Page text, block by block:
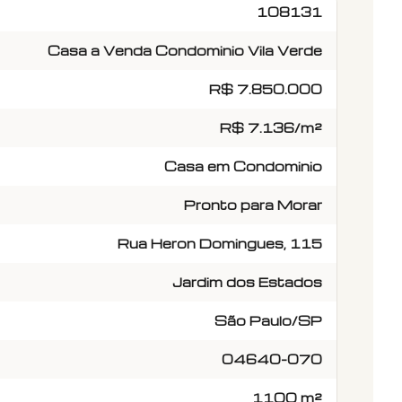
108131
Casa a Venda Condominio Vila Verde
R$ 7.850.000
R$ 7.136/m²
Casa em Condominio
Pronto para Morar
Rua Heron Domingues, 115
Jardim dos Estados
São Paulo/SP
04640-070
1100 m²